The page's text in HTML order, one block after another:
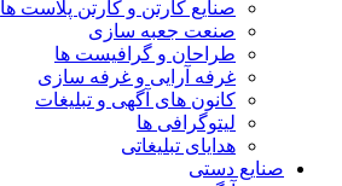
صنایع کارتن و کارتن پلاست ها
صنعت جعبه سازی
طراحان و گرافیست ها
غرفه آرایی و غرفه سازی
کانون های آگهی و تبلیغات
لیتوگرافی ها
هدایای تبلیغاتی
صنایع دستی